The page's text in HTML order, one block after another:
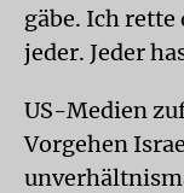
gäbe. Ich rette
jeder. Jeder
US-Medien
Vorgehen